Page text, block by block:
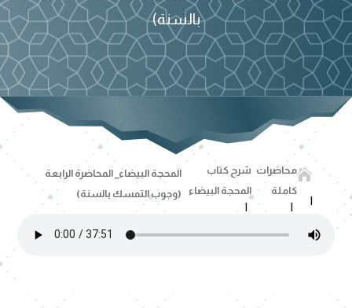
بالسنة)
محاضرات
كاملة
شرح كتاب
المحجة البيضاء
المحجة البيضاء_ المحاضرة الرابعة
(وجوب التمسك بالسنة)